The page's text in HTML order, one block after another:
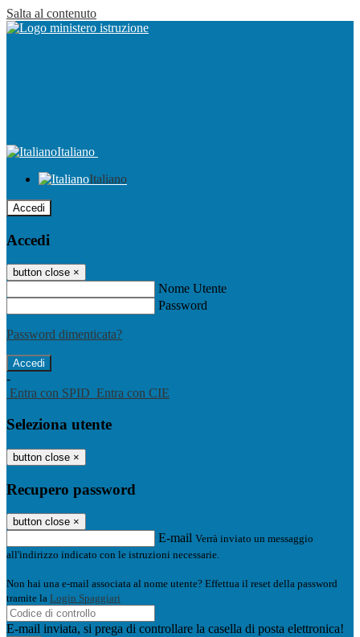
Salta al contenuto
Italiano
Italiano
Accedi
Accedi
button close ×
Nome Utente
Password
Password dimenticata?
-
Entra con SPID Entra con CIE
Seleziona utente
button close ×
Recupero password
button close ×
E-mail Verrà inviato un messaggio
all'indirizzo indicato con le istruzioni necessarie.
Non hai una e-mail associata al nome utente? Effettua il reset della password
tramite la Login Spaggiari
E-mail inviata, si prega di controllare la casella di posta elettronica!